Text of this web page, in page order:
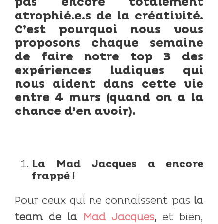
atrophié.e.s de la créativité.
C’est pourquoi nous vous
proposons chaque semaine
de faire notre top 3 des
expériences ludiques qui
nous aident dans cette vie
entre 4 murs (quand on a la
chance d’en avoir).
La Mad Jacques a encore
frappé !
Pour ceux qui ne connaissent pas la
team de la Mad Jacques, et bien,